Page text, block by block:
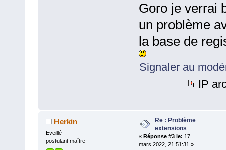
Goro je verrai
un problème
la base de
Signaler au
IP
Herkin
Eveillé
postulant maître
Re : Problème
extensions
« Réponse #3 le: 17
mars 2022, 21:51:31 »